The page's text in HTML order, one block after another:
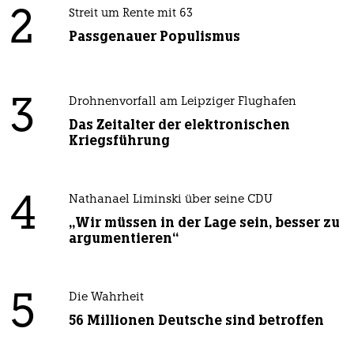
2 Streit um Rente mit 63
Passgenauer Populismus
3 Drohnenvorfall am Leipziger Flughafen
Das Zeitalter der elektronischen
Kriegsführung
4 Nathanael Liminski über seine CDU
„Wir müssen in der Lage sein, besser zu
argumentieren“
5 Die Wahrheit
56 Millionen Deutsche sind betroffen